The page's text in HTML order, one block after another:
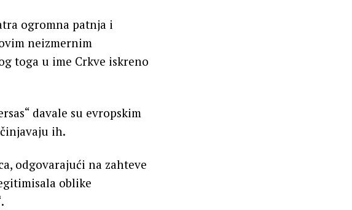
ogromna patnja i
neizmernim
toga u ime Crkve iskreno
davale su evropskim
ih.
odgovarajući na zahteve
oblike